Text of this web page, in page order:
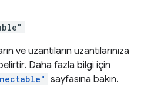
ve uzantıların uzantılarınıza
Daha fazla bilgi için
sayfasına bakın.